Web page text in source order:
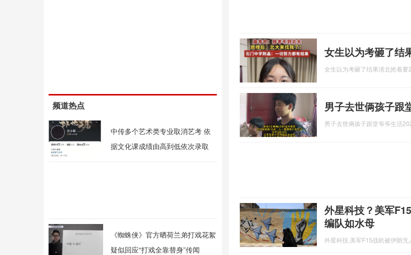
频道热点
中传多个艺术类专业取消艺考 依
据文化课成绩由高到低依次录取
《蜘蛛侠》官方晒荷兰弟打戏花絮
疑似回应“打戏全靠替身”传闻
女生以为考砸了结
女生以为考砸了结果清北抢着要
男子去世俩孩子跟
男子去世俩孩子跟堂爷爷生活
外星科技？美军
编队如水母
外星科技,美军F15战机被伊朗无